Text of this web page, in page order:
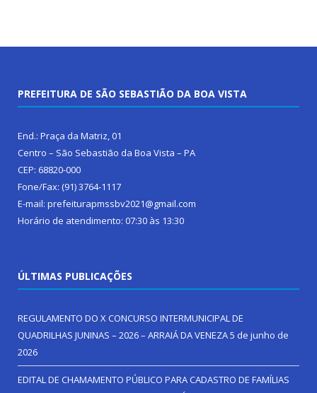
PREFEITURA DE SÃO SEBASTIÃO DA BOA VISTA
End.: Praça da Matriz, 01
Centro – São Sebastião da Boa Vista – PA
CEP: 68820-000
Fone/Fax: (91) 3764-1117
E-mail: prefeiturapmssbv2021@gmail.com
Horário de atendimento: 07:30 às 13:30
ÚLTIMAS PUBLICAÇÕES
REGULAMENTO DO X CONCURSO INTERMUNICIPAL DE
QUADRILHAS JUNINAS – 2026 – ARRAIÁ DA VENEZA5 de junho de
2026
EDITAL DE CHAMAMENTO PÚBLICO PARA CADASTRO DE FAMÍLIAS